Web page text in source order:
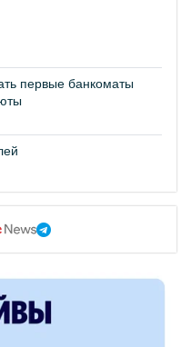
первые банкоматы